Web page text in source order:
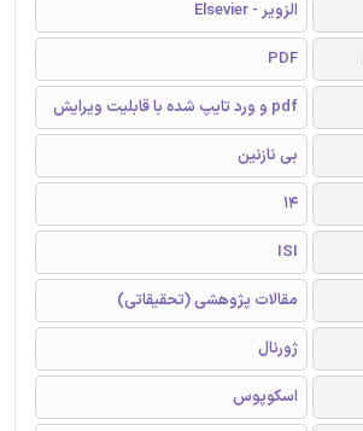
الزویر - Elsevier
PDF
pdf و ورد تایپ شده با قابلیت ویرایش
بی نازنین
14
ISI
مقالات پژوهشی (تحقیقاتی)
ژورنال
اسکوپوس